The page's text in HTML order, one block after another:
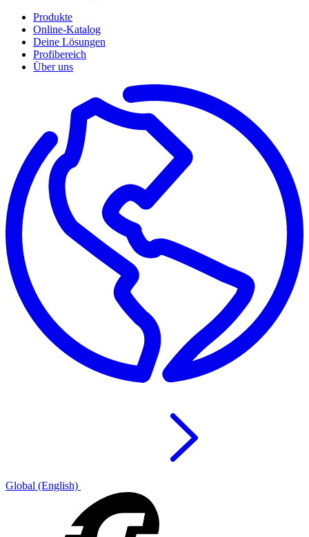
Produkte
Online-Katalog
Deine Lösungen
Profibereich
Über uns
Global (English)